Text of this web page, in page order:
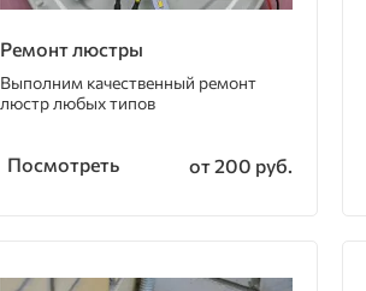
Ремонт люстры
Выполним качественный ремонт
люстр любых типов
Посмотреть от 200 руб.